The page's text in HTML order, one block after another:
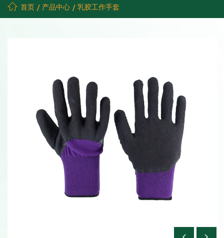
首页 产品中心 乳胶工作手套